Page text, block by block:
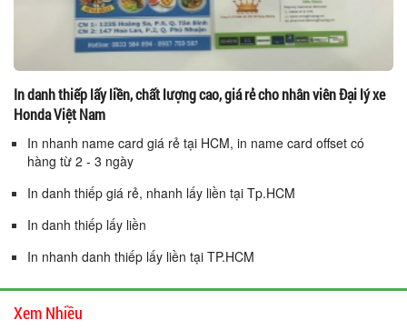
In danh thiếp lấy liền, chất lượng cao, giá rẻ cho nhân viên Đại lý xe
Honda Việt Nam
In nhanh name card giá rẻ tại HCM, in name card offset có
hàng từ 2 - 3 ngày
In danh thiếp giá rẻ, nhanh lấy liền tại Tp.HCM
In danh thiếp lấy liền
In nhanh danh thiếp lấy liền tại TP.HCM
Xem Nhiều